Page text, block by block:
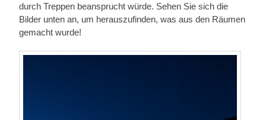
durch Treppen beansprucht würde. Sehen Sie sich die
Bilder unten an, um herauszufinden, was aus den Räumen
gemacht wurde!